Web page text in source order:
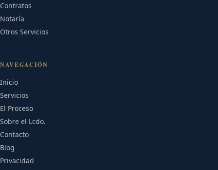
Contratos
Notaría
Otros Servicios
NAVEGACIÓN
Inicio
Servicios
El Proceso
Sobre el Lcdo.
Contacto
Blog
Privacidad